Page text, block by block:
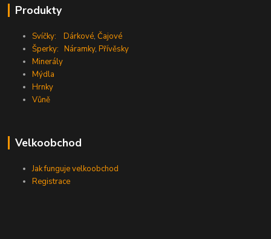
Produkty
Svíčky: Dárkové,Čajové
Šperky: Náramky,Přívěsky
Minerály
Mýdla
Hrnky
Vůně
Velkoobchod
Jak funguje velkoobchod
Registrace